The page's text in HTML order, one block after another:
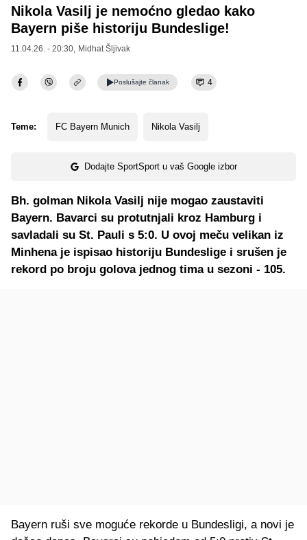
Nikola Vasilj je nemoćno gledao kako
Bayern piše historiju Bundeslige!
11.04.26. - 20:30, Midhat Šljivak
Poslušajte članak 4
Teme: FC Bayern Munich Nikola Vasilj
Dodajte SportSport u vaš Google izbor
Bh. golman Nikola Vasilj nije mogao zaustaviti
Bayern. Bavarci su protutnjali kroz Hamburg i
savladali su St. Pauli s 5:0. U ovoj meču velikan iz
Minhena je ispisao historiju Bundeslige i srušen je
rekord po broju golova jednog tima u sezoni - 105.
Bayern ruši sve moguće rekorde u Bundesligi, a novi je